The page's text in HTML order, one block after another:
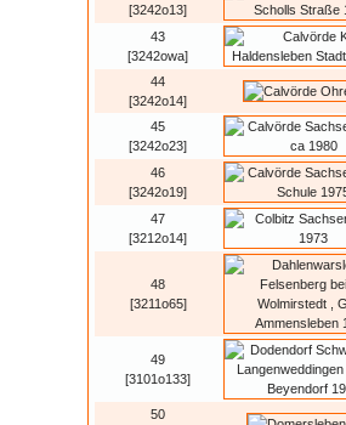
[3242o13]
43
[3242owa]
44
[3242o14]
45
[3242o23]
46
[3242o19]
47
[3212o14]
48
[3211o65]
49
[3101o133]
50